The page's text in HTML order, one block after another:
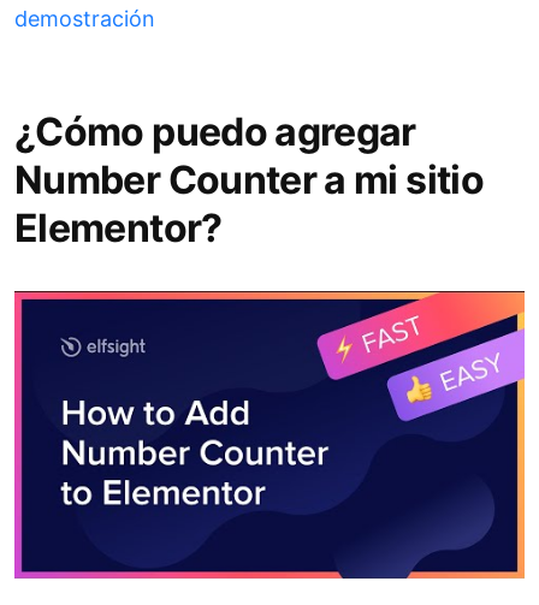
demostración
¿Cómo puedo agregar
Number Counter a mi sitio
Elementor?